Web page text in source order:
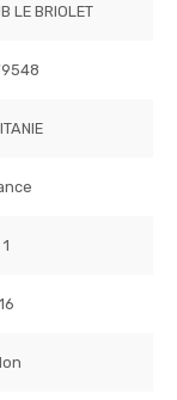
LE BRIOLET
1
16